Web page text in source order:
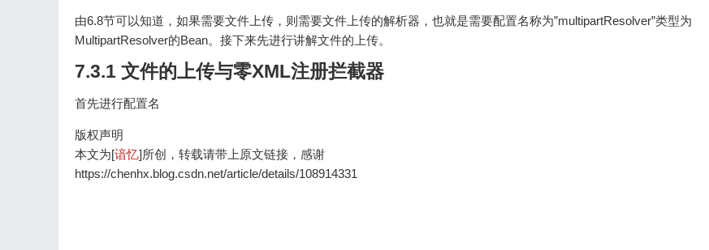
由6.8节可以知道，如果需要文件上传，则需要文件上传的解析器，也就是需要配置名称为”multipartResolver”类型为
MultipartResolver的Bean。接下来先进行讲解文件的上传。
7.3.1 文件的上传与零XML注册拦截器
首先进行配置名
版权声明
本文为[谙忆]所创，转载请带上原文链接，感谢
https://chenhx.blog.csdn.net/article/details/108914331